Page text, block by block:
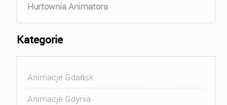
Hurtownia Animatora
Kategorie
Animacje Gdańsk
Animacje Gdynia